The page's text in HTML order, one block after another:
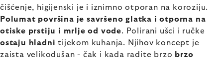
čišćenje, higijenski je i iznimno otporan na koroziju.
Polumat površina je savršeno glatka i otporna na
otiske prstiju i mrlje od vode. Polirani ušci i ručke
ostaju hladni tijekom kuhanja. Njihov koncept je
zaista velikodušan - čak i kada radite brzo brzo